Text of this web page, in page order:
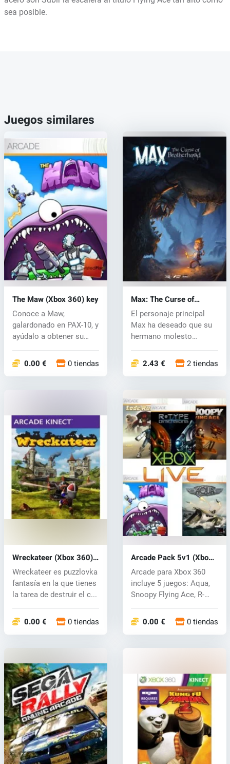
sea posible.
Juegos similares
The Maw (Xbox 360) key
Conoce a Maw,
galardonado en PAX-10, y
ayúdalo a obtener su
0.00 € 0 tiendas
Max: The Curse of
Brotherhood (Xbox 360)
key
El personaje principal
Max ha deseado que su
hermano molesto
2.43 € 2 tiendas
Wreckateer (Xbox 360)
key
Wreckateer es puzzlovka
fantasía en la que tienes
la tarea de destruir el c...
0.00 € 0 tiendas
Arcade Pack 5v1 (Xbox
360) key
Arcade para Xbox 360
incluye 5 juegos: Aqua,
Snoopy Flying Ace, R-
0.00 € 0 tiendas